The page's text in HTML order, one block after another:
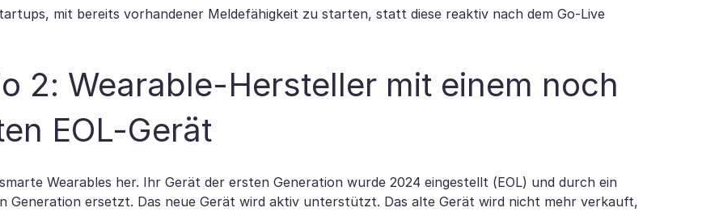
mit bereits vorhandener Meldefähigkeit zu starten, statt diese reaktiv nach dem Go-Live
2: Wearable-Hersteller mit einem noch
EOL-Gerät
Wearables her. Ihr Gerät der ersten Generation wurde 2024 eingestellt (EOL) und durch ein
Generation ersetzt. Das neue Gerät wird aktiv unterstützt. Das alte Gerät wird nicht mehr verkauft,